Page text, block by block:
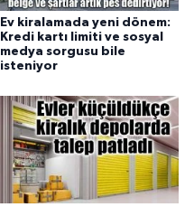
Ev kiralamada yeni dönem:
Kredi kartı limiti ve sosyal
medya sorgusu bile
isteniyor